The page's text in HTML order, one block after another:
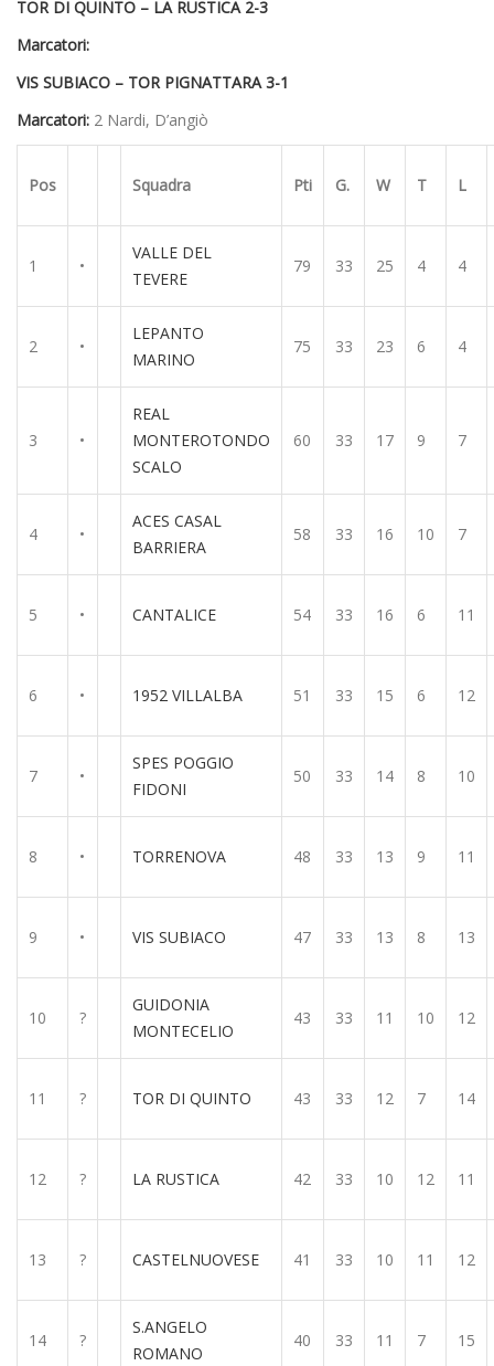
TOR DI QUINTO – LA RUSTICA 2-3
Marcatori:
VIS SUBIACO – TOR PIGNATTARA 3-1
Marcatori: 2 Nardi, D’angiò
Pos Squadra Pti G. W T L
1 •
VALLE DEL
TEVERE
79 33 25 4 4
2 •
LEPANTO
MARINO
75 33 23 6 4
3 •
REAL
MONTEROTONDO
SCALO
60 33 17 9 7
4 •
ACES CASAL
BARRIERA
58 33 16 10 7
5 • CANTALICE 54 33 16 6 11
6 • 1952 VILLALBA 51 33 15 6 12
7 •
SPES POGGIO
FIDONI
50 33 14 8 10
8 • TORRENOVA 48 33 13 9 11
9 • VIS SUBIACO 47 33 13 8 13
10 ?
GUIDONIA
MONTECELIO
43 33 11 10 12
11 ? TOR DI QUINTO 43 33 12 7 14
12 ? LA RUSTICA 42 33 10 12 11
13 ? CASTELNUOVESE 41 33 10 11 12
14 ?
S.ANGELO
ROMANO
40 33 11 7 15